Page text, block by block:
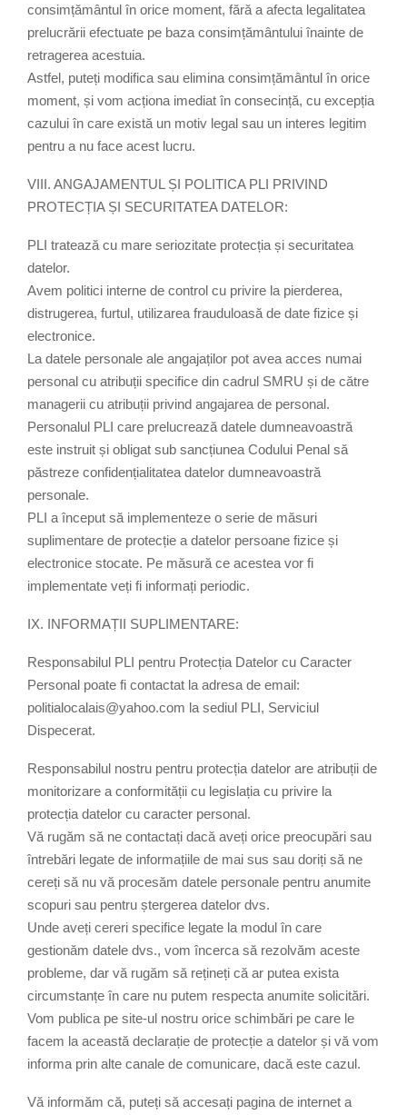
consimțământul în orice moment, fără a afecta legalitatea
prelucrării efectuate pe baza consimțământului înainte de
retragerea acestuia.
Astfel, puteți modifica sau elimina consimțământul în orice
moment, și vom acționa imediat în consecință, cu excepția
cazului în care există un motiv legal sau un interes legitim
pentru a nu face acest lucru.
VIII. ANGAJAMENTUL ȘI POLITICA PLI PRIVIND
PROTECȚIA ȘI SECURITATEA DATELOR:
PLI tratează cu mare seriozitate protecția și securitatea
datelor.
Avem politici interne de control cu privire la pierderea,
distrugerea, furtul, utilizarea frauduloasă de date fizice și
electronice.
La datele personale ale angajaților pot avea acces numai
personal cu atribuții specifice din cadrul SMRU și de către
managerii cu atribuții privind angajarea de personal.
Personalul PLI care prelucrează datele dumneavoastră
este instruit și obligat sub sancțiunea Codului Penal să
păstreze confidențialitatea datelor dumneavoastră
personale.
PLI a început să implementeze o serie de măsuri
suplimentare de protecție a datelor persoane fizice și
electronice stocate. Pe măsură ce acestea vor fi
implementate veți fi informați periodic.
IX. INFORMAȚII SUPLIMENTARE:
Responsabilul PLI pentru Protecția Datelor cu Caracter
Personal poate fi contactat la adresa de email:
politialocalais@yahoo.com la sediul PLI, Serviciul
Dispecerat.
Responsabilul nostru pentru protecția datelor are atribuții de
monitorizare a conformității cu legislația cu privire la
protecția datelor cu caracter personal.
Vă rugăm să ne contactați dacă aveți orice preocupări sau
întrebări legate de informațiile de mai sus sau doriți să ne
cereți să nu vă procesăm datele personale pentru anumite
scopuri sau pentru ștergerea datelor dvs.
Unde aveți cereri specifice legate la modul în care
gestionăm datele dvs., vom încerca să rezolvăm aceste
probleme, dar vă rugăm să rețineți că ar putea exista
circumstanțe în care nu putem respecta anumite solicitări.
Vom publica pe site-ul nostru orice schimbări pe care le
facem la această declarație de protecție a datelor și vă vom
informa prin alte canale de comunicare, dacă este cazul.
Vă informăm că, puteți să accesați pagina de internet a